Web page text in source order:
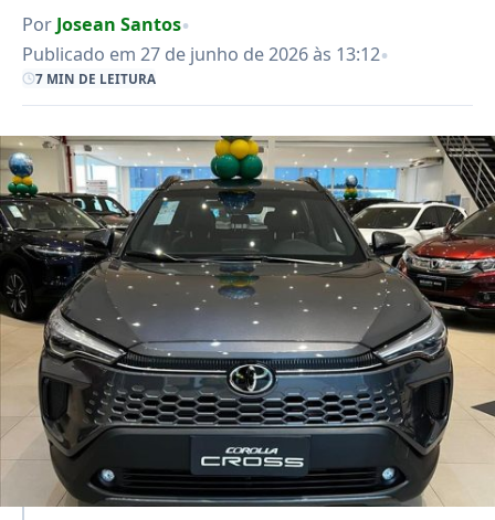
Por Josean Santos•
Publicado em 27 de junho de 2026 às 13:12•
7 MIN DE LEITURA